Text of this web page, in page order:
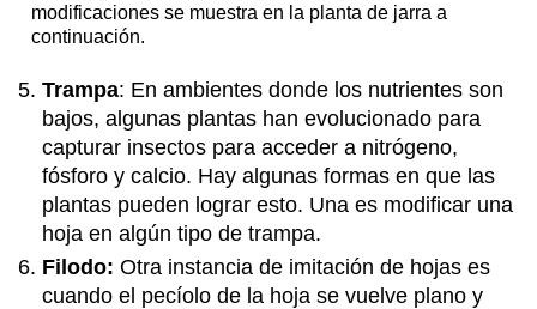
modificaciones se muestra en la planta de jarra a
continuación.
Trampa: En ambientes donde los nutrientes son
bajos, algunas plantas han evolucionado para
capturar insectos para acceder a nitrógeno,
fósforo y calcio. Hay algunas formas en que las
plantas pueden lograr esto. Una es modificar una
hoja en algún tipo de trampa.
Filodo: Otra instancia de imitación de hojas es
cuando el pecíolo de la hoja se vuelve plano y